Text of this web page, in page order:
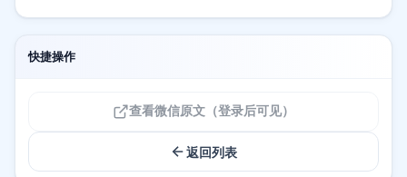
快捷操作
查看微信原文（登录后可见）
返回列表